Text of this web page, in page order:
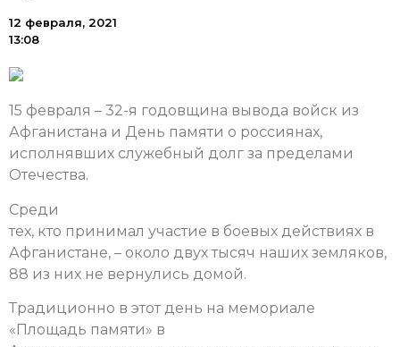
12 февраля, 2021
13:08
15 февраля – 32-я годовщина вывода войск из
Афганистана и День памяти о россиянах,
исполнявших служебный долг за пределами
Отечества.
Среди
тех, кто принимал участие в боевых действиях в
Афганистане, – около двух тысяч наших земляков,
88 из них не вернулись домой.
Традиционно в этот день на мемориале
«Площадь памяти» в